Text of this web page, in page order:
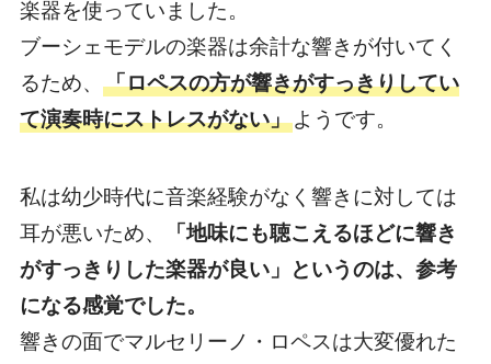
楽器を使っていました。
ブーシェモデルの楽器は余計な響きが付いてく
るため、 「ロペスの方が響きがすっきりしてい
て演奏時にストレスがない」ようです。
私は幼少時代に音楽経験がなく響きに対しては
耳が悪いため、
「地味にも聴こえるほどに響き
がすっきりした楽器が良い」というのは、参考
になる感覚でした。
響きの面でマルセリーノ・ロペスは大変優れた